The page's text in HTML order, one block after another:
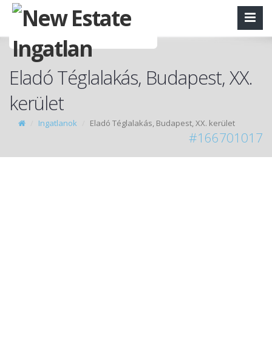
Eladó Téglalakás, Budapest, XX.
kerület
Ingatlanok Eladó Téglalakás, Budapest, XX. kerület
#166701017